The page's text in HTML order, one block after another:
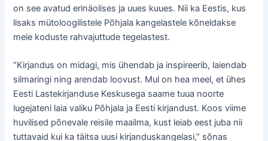
on see avatud erinäolises ja uues kuues. Nii ka Eestis, kus
lisaks mütoloogilistele Põhjala kangelastele kõneldakse
meie koduste rahvajuttude tegelastest.
“Kirjandus on midagi, mis ühendab ja inspireerib, laiendab
silmaringi ning arendab loovust. Mul on hea meel, et ühes
Eesti Lastekirjanduse Keskusega saame tuua noorte
lugejateni laia valiku Põhjala ja Eesti kirjandust. Koos viime
huvilised põnevale reisile maailma, kust leiab eest juba nii
tuttavaid kui ka täitsa uusi kirjanduskangelasi,” sõnas